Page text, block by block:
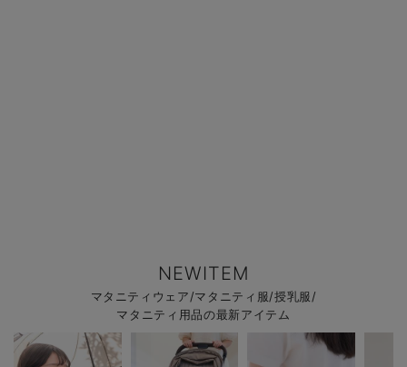
NEWITEM
マタニティウェア/マタニティ服/授乳服/
マタニティ用品の最新アイテム